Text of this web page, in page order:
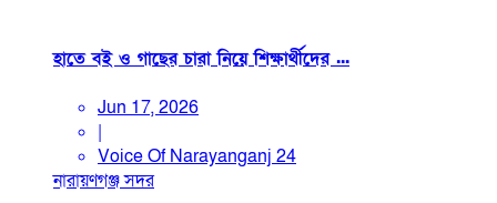
হাতে বই ও গাছের চারা নিয়ে শিক্ষার্থীদের ...
Jun 17, 2026
|
Voice Of Narayanganj 24
নারায়ণগঞ্জ সদর